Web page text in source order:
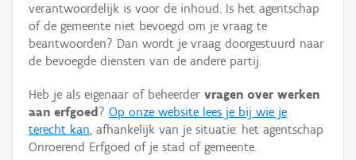
Gebeurtenis
Persoon of collectief
Hergebruik
Aanmelden
verantwoordelijk is voor de inhoud. Is het agentschap
of de gemeente niet bevoegd om je vraag te
beantwoorden? Dan wordt je vraag doorgestuurd naar
de bevoegde diensten van de andere partij.
Heb je als eigenaar of beheerder vragen over werken
aan erfgoed ? Op onze website lees je bij wie je
terecht kan, afhankelijk van je situatie: het agentschap
Onroerend Erfgoed of je stad of gemeente.